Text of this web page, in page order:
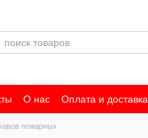
О нас Оплата и доставка
пожарных